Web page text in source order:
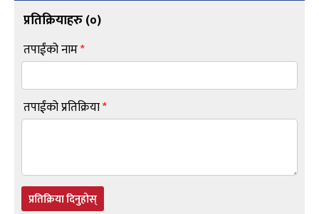
प्रतिक्रियाहरु (०)
तपाईंको नाम*
तपाईंको प्रतिक्रिया*
प्रतिक्रिया दिनुहोस्